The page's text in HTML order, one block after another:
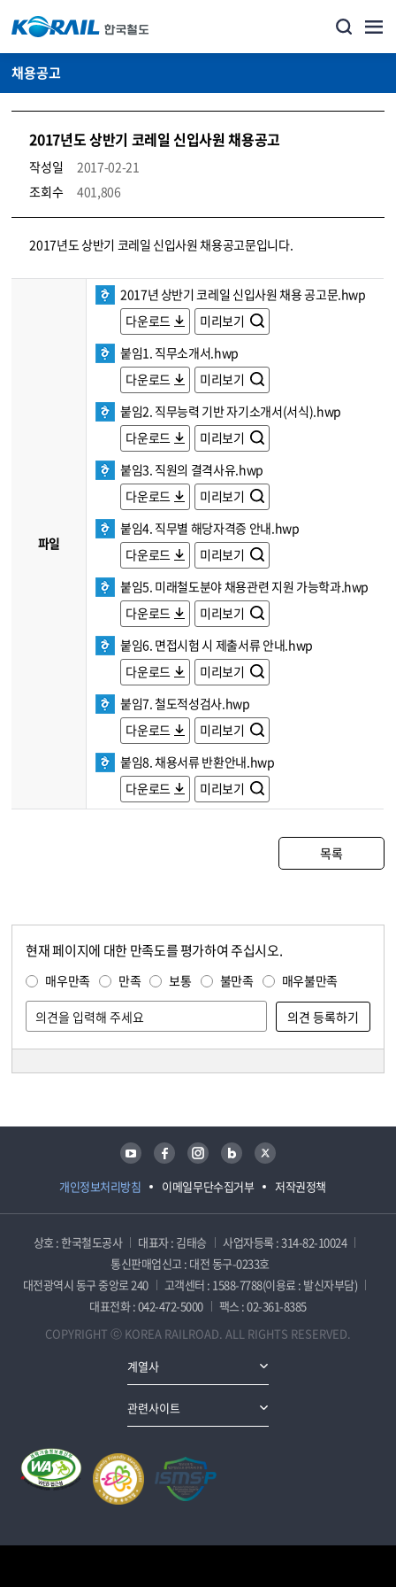
채용공고
2017년도 상반기 코레일 신입사원 채용공고
작성일
2017-02-21
조회수
401,806
코레일소개_경영공시_채용공고 상세보기 – 내용, 파일, 담당자 연락처로 구성
2017년도 상반기 코레일 신입사원 채용공고문입니다.
파일
2017년 상반기 코레일 신입사원 채용 공고문.hwp
다운로드
미리보기
붙임1. 직무소개서.hwp
다운로드
미리보기
붙임2. 직무능력 기반 자기소개서(서식).hwp
다운로드
미리보기
붙임3. 직원의 결격사유.hwp
다운로드
미리보기
붙임4. 직무별 해당자격증 안내.hwp
다운로드
미리보기
붙임5. 미래철도분야 채용관련 지원 가능학과.hwp
다운로드
미리보기
붙임6. 면접시험 시 제출서류 안내.hwp
다운로드
미리보기
붙임7. 철도적성검사.hwp
다운로드
미리보기
붙임8. 채용서류 반환안내.hwp
다운로드
미리보기
목록
현재 페이지에 대한 만족도를 평가하여 주십시오.
매우만족 만족 보통 불만족 매우불만족
개인정보처리방침 이메일무단수집거부 저작권정책
유튜브 페이스북 인스타그램 블로그 트위터
상호 : 한국철도공사 대표자 : 김태승
사업자등록 : 314-82-10024
통신판매업신고 : 대전 동구-0233호
대전광역시 동구 중앙로 240
고객센터 : 1588-7788(이용료 : 발신자부담)
대표전화 : 042-472-5000
팩스 : 02-361-8385
COPYRIGHT ⓒ KOREA RAILROAD. ALL RIGHTS RESERVED.
계열사
관련사이트